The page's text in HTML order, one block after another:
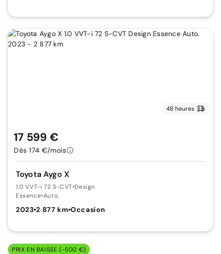
48 heures
Toyota Aygo X
1.0 VVT-i 72 S-CVT•Design
Essence•Auto.
2023•2 877 km•Occasion
17 599 €
Dès 174 €/mois
PRIX EN BAISSE (-500 €)